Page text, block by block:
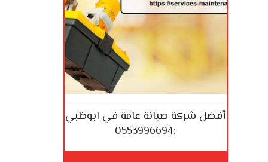
أفضل شركة صيانة عامة في ابوظبي
:0553996694